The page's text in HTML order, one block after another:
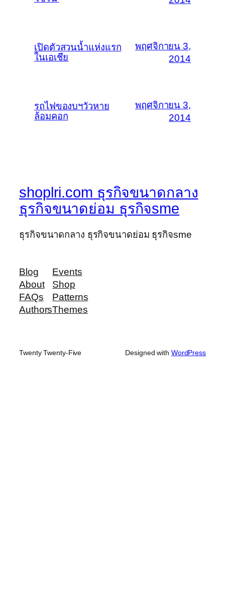
เปิดตัวสวนน้ำแห่งแรก
ในเอเชีย
พฤศจิกายน 3,
2014
รถไฟของบฯวัวหาย
ล้อมคอก
พฤศจิกายน 3,
2014
shoplri.com ธุรกิจขนาดกลาง
ธุรกิจขนาดย่อม ธุรกิจsme
ธุรกิจขนาดกลาง ธุรกิจขนาดย่อม ธุรกิจsme
Blog
About
FAQs
Authors
Events
Shop
Patterns
Themes
Twenty Twenty-Five Designed with WordPress